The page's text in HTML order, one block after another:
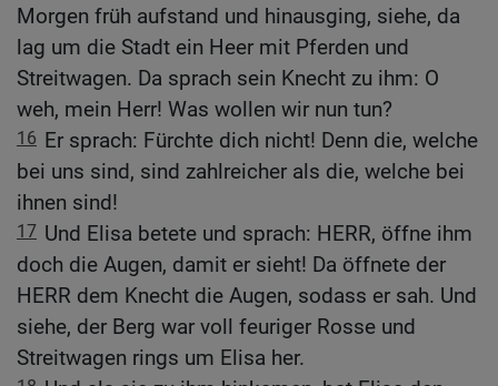
Morgen früh aufstand und hinausging, siehe, da
lag um die Stadt ein Heer mit Pferden und
Streitwagen. Da sprach sein Knecht zu ihm: O
weh, mein Herr! Was wollen wir nun tun?
16 Er sprach: Fürchte dich nicht! Denn die, welche
bei uns sind, sind zahlreicher als die, welche bei
ihnen sind!
17 Und Elisa betete und sprach: HERR, öffne ihm
doch die Augen, damit er sieht! Da öffnete der
HERR dem Knecht die Augen, sodass er sah. Und
siehe, der Berg war voll feuriger Rosse und
Streitwagen rings um Elisa her.